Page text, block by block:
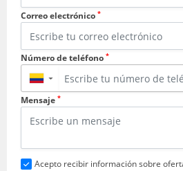
Correo electrónico *
Número de teléfono *
▼
Mensaje *
Acepto recibir información sobre